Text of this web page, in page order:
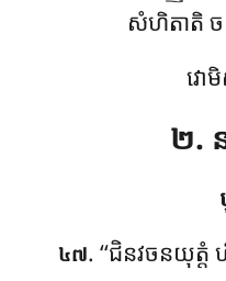
សំហិតាតិ ច
វោ
២.
៤៧. ‘‘ជិនវចនយុត្តំ